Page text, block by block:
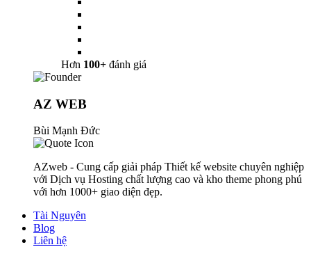
Hơn 100+ đánh giá
AZ WEB
Bùi Mạnh Đức
AZweb - Cung cấp giải pháp Thiết kế website chuyên nghiệp
với Dịch vụ Hosting chất lượng cao và kho theme phong phú
với hơn 1000+ giao diện đẹp.
Tài Nguyên
Blog
Liên hệ